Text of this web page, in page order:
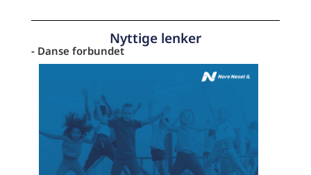
Nyttige lenker
- Danse forbundet